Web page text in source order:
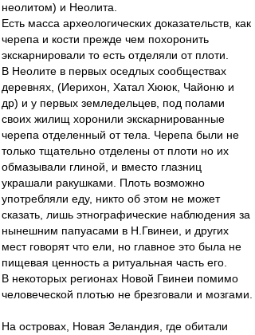
неолитом) и Неолита.
Есть масса археологических доказательств, как
черепа и кости прежде чем похоронить
экскарнировали то есть отделяли от плоти.
В Неолите в первых оседлых сообществах
деревнях, (Иерихон, Хатал Хююк, Чайоню и
др) и у первых земледельцев, под полами
своих жилищ хоронили экскарнированные
черепа отделенный от тела. Черепа были не
только тщательно отделены от плоти но их
обмазывали глиной, и вместо глазниц
украшали ракушками. Плоть возможно
употребляли еду, никто об этом не может
сказать, лишь этнографические наблюдения за
нынешним папуасами в Н.Гвинеи, и других
мест говорят что ели, но главное это была не
пищевая ценность а ритуальная часть его.
В некоторых регионах Новой Гвинеи помимо
человеческой плотью не брезговали и мозгами.
На островах, Новая Зеландия, где обитали